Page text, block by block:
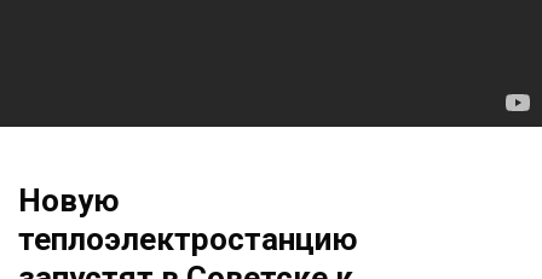
Новую
теплоэлектростанцию